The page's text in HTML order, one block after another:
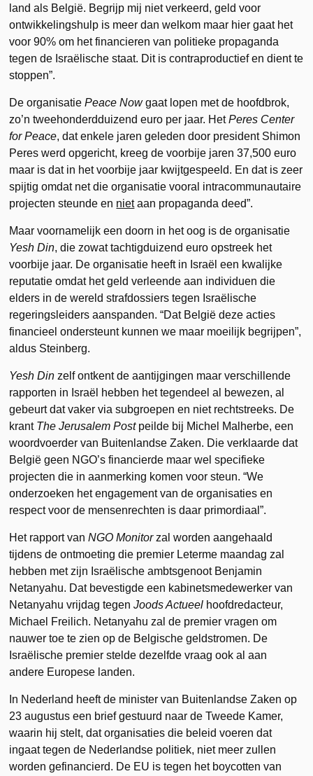
land als België. Begrijp mij niet verkeerd, geld voor
ontwikkelingshulp is meer dan welkom maar hier gaat het
voor 90% om het financieren van politieke propaganda
tegen de Israëlische staat. Dit is contraproductief en dient te
stoppen”.
De organisatiePeace Nowgaat lopen met de hoofdbrok,
zo’n tweehonderdduizend euro per jaar. HetPeres Center
for Peace, dat enkele jaren geleden door president Shimon
Peres werd opgericht, kreeg de voorbije jaren 37,500 euro
maar is dat in het voorbije jaar kwijtgespeeld. En dat is zeer
spijtig omdat net die organisatie vooral intracommunautaire
projecten steunde en nietaan propaganda deed”.
Maar voornamelijk een doorn in het oog is de organisatie
Yesh Din, die zowat tachtigduizend euro opstreek het
voorbije jaar. De organisatie heeft in Israël een kwalijke
reputatie omdat het geld verleende aan individuen die
elders in de wereld strafdossiers tegen Israëlische
regeringsleiders aanspanden. “Dat België deze acties
financieel ondersteunt kunnen we maar moeilijk begrijpen”,
aldus Steinberg.
Yesh Din zelf ontkent de aantijgingen maar verschillende
rapporten in Israël hebben het tegendeel al bewezen, al
gebeurt dat vaker via subgroepen en niet rechtstreeks. De
krant The Jerusalem Postpeilde bij Michel Malherbe, een
woordvoerder van Buitenlandse Zaken. Die verklaarde dat
België geen NGO’s financierde maar wel specifieke
projecten die in aanmerking komen voor steun. “We
onderzoeken het engagement van de organisaties en
respect voor de mensenrechten is daar primordiaal”.
Het rapport vanNGO Monitorzal worden aangehaald
tijdens de ontmoeting die premier Leterme maandag zal
hebben met zijn Israëlische ambtsgenoot Benjamin
Netanyahu. Dat bevestigde een kabinetsmedewerker van
Netanyahu vrijdag tegenJoods Actueel hoofdredacteur,
Michael Freilich. Netanyahu zal de premier vragen om
nauwer toe te zien op de Belgische geldstromen. De
Israëlische premier stelde dezelfde vraag ook al aan
andere Europese landen.
In Nederland heeft de minister van Buitenlandse Zaken op
23 augustus een brief gestuurd naar de Tweede Kamer,
waarin hij stelt, dat organisaties die beleid voeren dat
ingaat tegen de Nederlandse politiek, niet meer zullen
worden gefinancierd. De EU is tegen het boycotten van